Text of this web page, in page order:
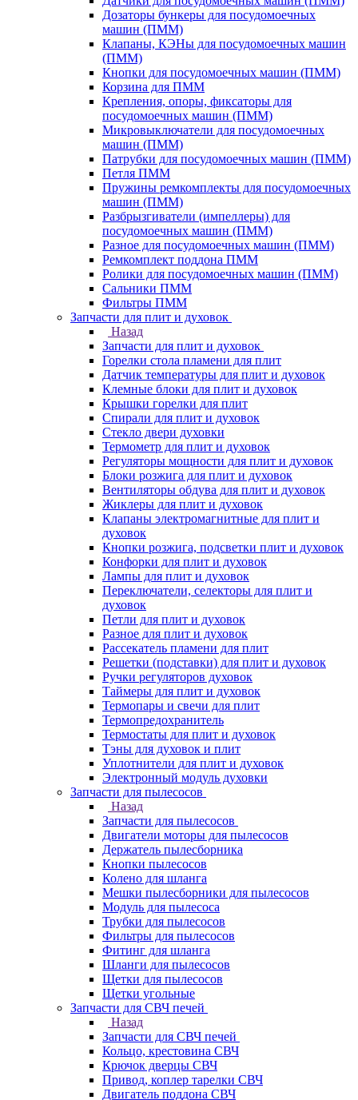
Дозаторы бункеры для посудомоечных
машин (ПММ)
Клапаны, КЭНы для посудомоечных машин
(ПММ)
Кнопки для посудомоечных машин (ПММ)
Корзина для ПММ
Крепления, опоры, фиксаторы для
посудомоечных машин (ПММ)
Микровыключатели для посудомоечных
машин (ПММ)
Патрубки для посудомоечных машин (ПММ)
Петля ПММ
Пружины ремкомплекты для посудомоечных
машин (ПММ)
Разбрызгиватели (импеллеры) для
посудомоечных машин (ПММ)
Разное для посудомоечных машин (ПММ)
Ремкомплект поддона ПММ
Ролики для посудомоечных машин (ПММ)
Сальники ПММ
Фильтры ПММ
Запчасти для плит и духовок
Назад
Запчасти для плит и духовок
Горелки стола пламени для плит
Датчик температуры для плит и духовок
Клемные блоки для плит и духовок
Крышки горелки для плит
Спирали для плит и духовок
Стекло двери духовки
Термометр для плит и духовок
Регуляторы мощности для плит и духовок
Блоки розжига для плит и духовок
Вентиляторы обдува для плит и духовок
Жиклеры для плит и духовок
Клапаны электромагнитные для плит и
духовок
Кнопки розжига, подсветки плит и духовок
Конфорки для плит и духовок
Лампы для плит и духовок
Переключатели, селекторы для плит и
духовок
Петли для плит и духовок
Разное для плит и духовок
Рассекатель пламени для плит
Решетки (подставки) для плит и духовок
Ручки регуляторов духовок
Таймеры для плит и духовок
Термопары и свечи для плит
Термопредохранитель
Термостаты для плит и духовок
Тэны для духовок и плит
Уплотнители для плит и духовок
Электронный модуль духовки
Запчасти для пылесосов
Назад
Запчасти для пылесосов
Двигатели моторы для пылесосов
Держатель пылесборника
Кнопки пылесосов
Колено для шланга
Мешки пылесборники для пылесосов
Модуль для пылесоса
Трубки для пылесосов
Фильтры для пылесосов
Фитинг для шланга
Шланги для пылесосов
Щетки для пылесосов
Щетки угольные
Запчасти для СВЧ печей
Назад
Запчасти для СВЧ печей
Кольцо, крестовина СВЧ
Крючок дверцы СВЧ
Привод, коплер тарелки СВЧ
Двигатель поддона СВЧ